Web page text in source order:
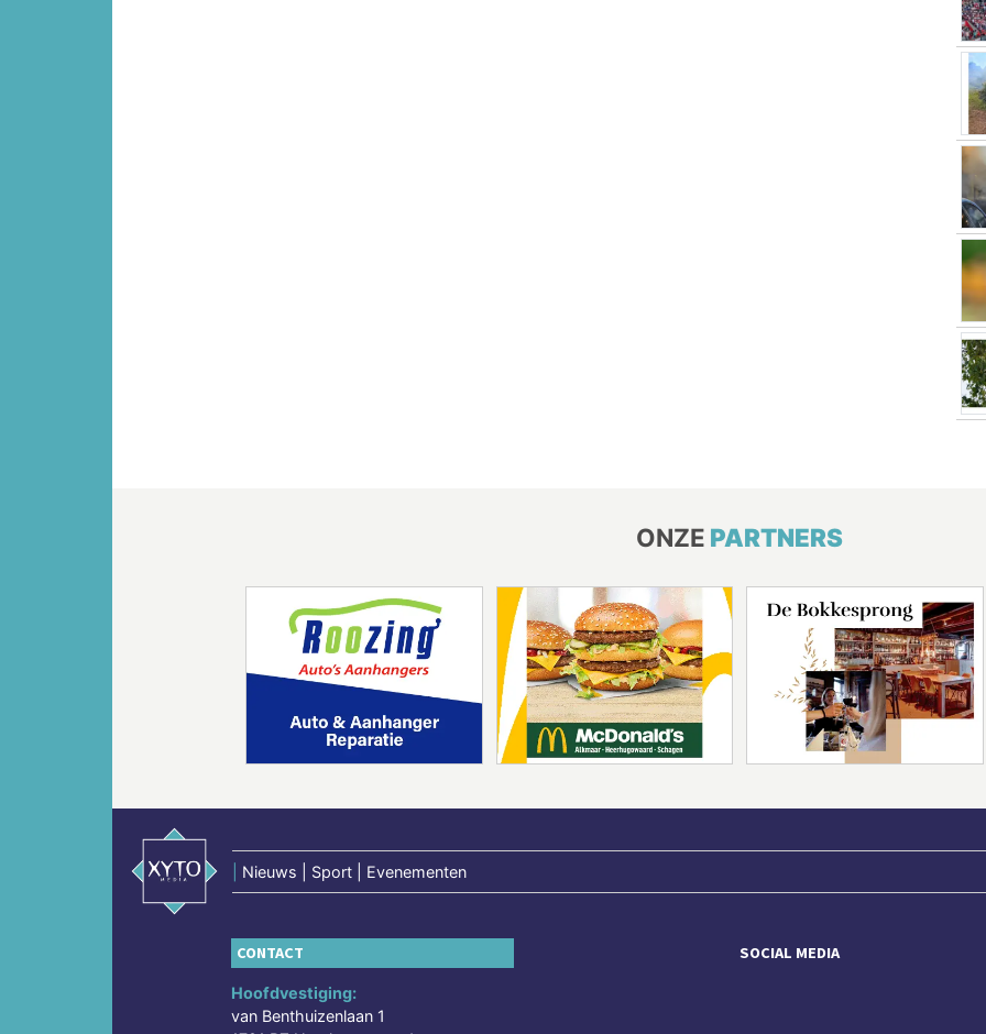
ONZE PARTNERS
Nieuws | Sport | Evenementen
CONTACT
Hoofdvestiging:
van Benthuizenlaan 1
SOCIAL MEDIA